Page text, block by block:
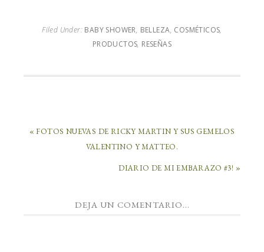
Filed Under: BABY SHOWER, BELLEZA, COSMÉTICOS,
PRODUCTOS, RESEÑAS
« FOTOS NUEVAS DE RICKY MARTIN Y SUS GEMELOS
VALENTINO Y MATTEO.
DIARIO DE MI EMBARAZO #3! »
DEJA UN COMENTARIO...